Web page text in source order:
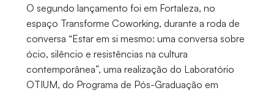
O segundo lançamento foi em Fortaleza, no
espaço Transforme Coworking, durante a roda de
conversa “Estar em si mesmo: uma conversa sobre
ócio, silêncio e resistências na cultura
contemporânea”, uma realização do Laboratório
OTIUM, do Programa de Pós-Graduação em